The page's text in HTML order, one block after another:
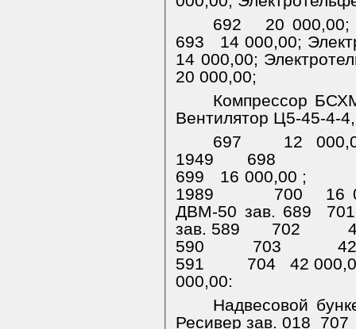
692
20 000,00;
693
14 000,00;
14 000,00;
20 000,00;
Компрессор
Вентилятор Ц5-45-4-
697
12
1949
698
699
16 000,00 ;
1989
700
16
ДВМ-50 зав. 689
701
зав. 589
702
590
703
591
704
42
000,00:
Надвесовой
Ресивер зав. 018 707